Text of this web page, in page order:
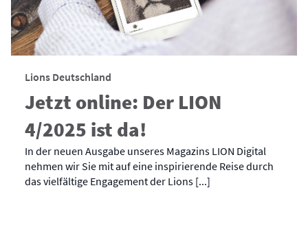
Lions Deutschland
Jetzt online: Der LION
4/2025 ist da!
In der neuen Ausgabe unseres Magazins LION Digital
nehmen wir Sie mit auf eine inspirierende Reise durch
das vielfältige Engagement der Lions [...]